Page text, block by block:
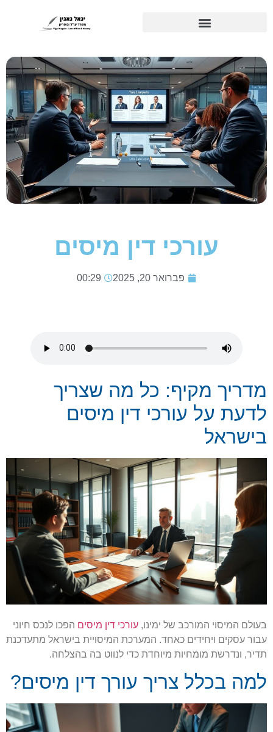
עורכי דין מיסים
פברואר 20, 2025 00:29
מדריך מקיף: כל מה שצריך
לדעת על עורכי דין מיסים
בישראל
בעולם המיסוי המורכב של ימינו, עורכי דין מיסים הפכו לנכס חיוני
עבור עסקים ויחידים כאחד. המערכת המיסויית בישראל מתעדכנת
תדיר, ונדרשת מומחיות מיוחדת כדי לנווט בה בהצלחה.
למה בכלל צריך עורך דין מיסים?